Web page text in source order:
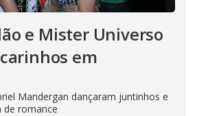
e Mister Universo
em
Mandergan dançaram juntinhos e
de romance